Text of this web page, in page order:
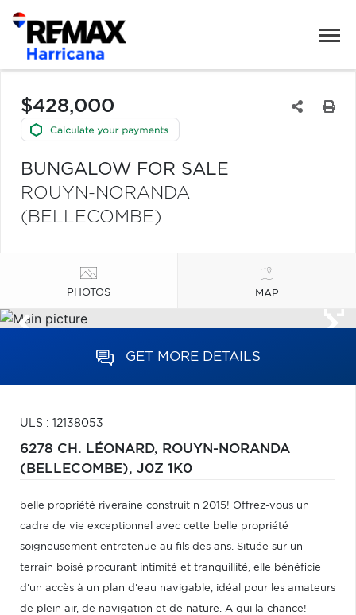
$428,000
BUNGALOW FOR SALE
ROUYN-NORANDA
(BELLECOMBE)
PHOTOS MAP
GET MORE DETAILS
ULS : 12138053
6278 CH. LÉONARD, ROUYN-NORANDA
(BELLECOMBE), J0Z 1K0
belle propriété riveraine construit n 2015! Offrez-vous un
cadre de vie exceptionnel avec cette belle propriété
soigneusement entretenue au fils des ans. Située sur un
terrain boisé procurant intimité et tranquillité, elle bénéficie
d'un accès à un plan d'eau navigable, idéal pour les amateurs
de plein air, de navigation et de nature. A qui la chance!